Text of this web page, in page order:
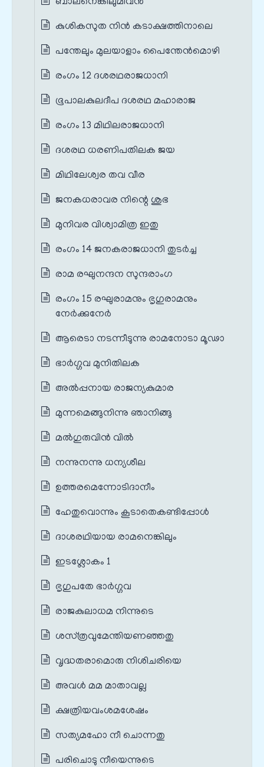
ബാലനെങ്കിലുമിവന്‍
കുശികസുത നിന്‍ കടാക്ഷത്തിനാലെ
പന്തേലും മുലയാളാം പൈന്തേന്‍മൊഴി
രംഗം 12 ദശരഥരാജധാനി
ഭൂപാലകുലദീപ ദശരഥ മഹാരാജ
രംഗം 13 മിഥിലരാജധാനി
ദശരഥ ധരണിപതിലക ജയ
മിഥിലേശ്വര തവ വീര
ജനകധരാവര നിന്റെ ശുഭ
മുനിവര വിശ്വാമിത്ര ഇതു
രംഗം 14 ജനകരാജധാനി തുടർച്ച
രാമ രഘുനന്ദന സുന്ദരാംഗ
രംഗം 15 രഘുരാമനും ഭൃഗുരാമനും
നേർക്കുനേർ
ആരെടാ നടന്നീടുന്നു രാമനോടാ മൂഢാ
ഭാര്‍ഗ്ഗവ മുനിതിലക
അൽപ്പനായ രാജന്യകുമാര
മുന്നമെങ്ങുനിന്നു ഞാനിങ്ങു
മല്‍ഗുരുവിന്‍ വില്‍
നന്നുനന്നു ധന്യശീല
ഉത്തരമെന്നോടിദാനീം
ഹേതുവൊന്നും കൂടാതെകണ്ടിപ്പോള്‍
ദാശരഥിയായ രാമനെങ്കിലും
ഇടശ്ലോകം 1
ഭൃഗുപതേ ഭാര്‍ഗ്ഗവ
രാജകുലാധമ നിന്നുടെ
ശസ്‌ത്രവുമേന്തിയണഞ്ഞതു
വൃദ്ധതരാമൊരു നിശിചരിയെ
അവള്‍ മമ മാതാവല്ല
ക്ഷത്രിയവംശമശേഷം
സത്യമഹോ നീ ചൊന്നതു
പരിചൊടു നീയെന്നുടെ